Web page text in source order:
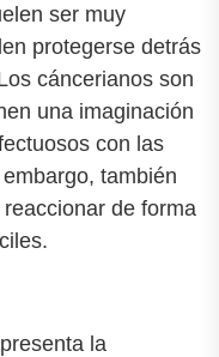
ser muy
protegerse detrás
cáncerianos son
una imaginación
con las
también
de forma
la